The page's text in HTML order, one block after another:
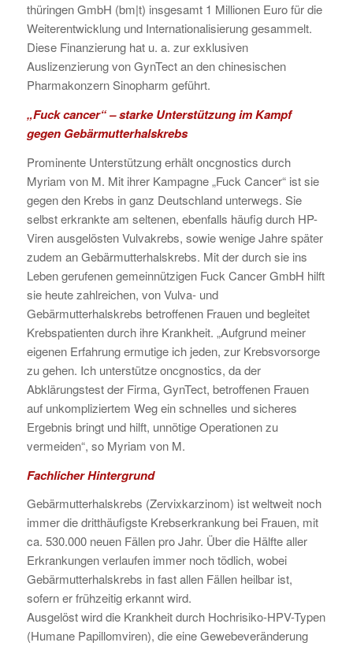
thüringen GmbH (bm|t) insgesamt 1 Millionen Euro für die
Weiterentwicklung und Internationalisierung gesammelt.
Diese Finanzierung hat u. a. zur exklusiven
Auslizenzierung von GynTect an den chinesischen
Pharmakonzern Sinopharm geführt.
„Fuck cancer“ – starke Unterstützung im Kampf
gegen Gebärmutterhalskrebs
Prominente Unterstützung erhält oncgnostics durch
Myriam von M. Mit ihrer Kampagne „Fuck Cancer“ ist sie
gegen den Krebs in ganz Deutschland unterwegs. Sie
selbst erkrankte am seltenen, ebenfalls häufig durch HP-
Viren ausgelösten Vulvakrebs, sowie wenige Jahre später
zudem an Gebärmutterhalskrebs. Mit der durch sie ins
Leben gerufenen gemeinnützigen Fuck Cancer GmbH hilft
sie heute zahlreichen, von Vulva- und
Gebärmutterhalskrebs betroffenen Frauen und begleitet
Krebspatienten durch ihre Krankheit. „Aufgrund meiner
eigenen Erfahrung ermutige ich jeden, zur Krebsvorsorge
zu gehen. Ich unterstütze oncgnostics, da der
Abklärungstest der Firma, GynTect, betroffenen Frauen
auf unkompliziertem Weg ein schnelles und sicheres
Ergebnis bringt und hilft, unnötige Operationen zu
vermeiden“, so Myriam von M.
Fachlicher Hintergrund
Gebärmutterhalskrebs (Zervixkarzinom) ist weltweit noch
immer die dritthäufigste Krebserkrankung bei Frauen, mit
ca. 530.000 neuen Fällen pro Jahr. Über die Hälfte aller
Erkrankungen verlaufen immer noch tödlich, wobei
Gebärmutterhalskrebs in fast allen Fällen heilbar ist,
sofern er frühzeitig erkannt wird.
Ausgelöst wird die Krankheit durch Hochrisiko-HPV-Typen
(Humane Papillomviren), die eine Gewebeveränderung